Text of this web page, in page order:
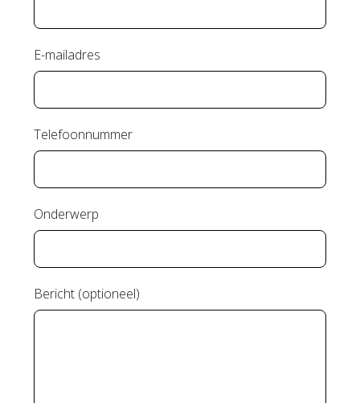
E-mailadres
Telefoonnummer
Onderwerp
Bericht (optioneel)